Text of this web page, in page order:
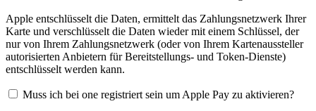
Apple entschlüsselt die Daten, ermittelt das Zahlungsnetzwerk Ihrer
Karte und verschlüsselt die Daten wieder mit einem Schlüssel, der
nur von Ihrem Zahlungsnetzwerk (oder von Ihrem Kartenaussteller
autorisierten Anbietern für Bereitstellungs- und Token-Dienste)
entschlüsselt werden kann.
Muss ich bei one registriert sein um Apple Pay zu aktivieren?